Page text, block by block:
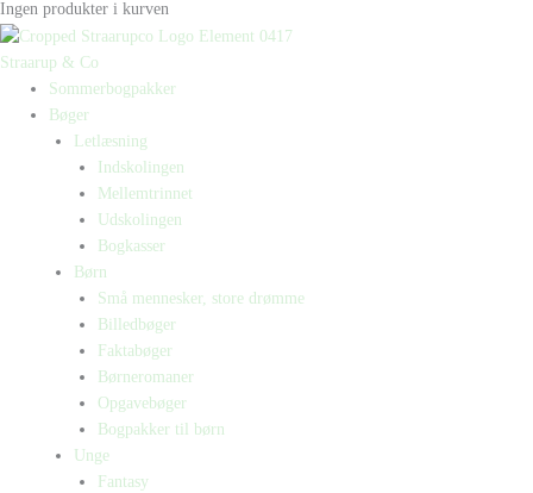
Ingen produkter i kurven
Straarup & Co
Sommerbogpakker
Bøger
Letlæsning
Indskolingen
Mellemtrinnet
Udskolingen
Bogkasser
Børn
Små mennesker, store drømme
Billedbøger
Faktabøger
Børneromaner
Opgavebøger
Bogpakker til børn
Unge
Fantasy